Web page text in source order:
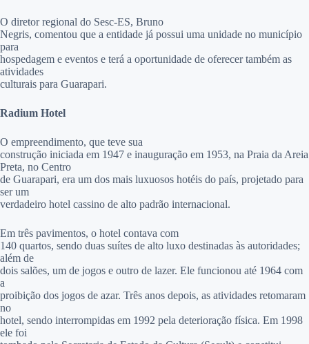
O diretor regional do Sesc-ES, Bruno
Negris, comentou que a entidade já possui uma unidade no município
para
hospedagem e eventos e terá a oportunidade de oferecer também as
atividades
culturais para Guarapari.
Radium Hotel
O empreendimento, que teve sua
construção iniciada em 1947 e inauguração em 1953, na Praia da Areia
Preta, no Centro
de Guarapari, era um dos mais luxuosos hotéis do país, projetado para
ser um
verdadeiro hotel cassino de alto padrão internacional.
Em três pavimentos, o hotel contava com
140 quartos, sendo duas suítes de alto luxo destinadas às autoridades;
além de
dois salões, um de jogos e outro de lazer. Ele funcionou até 1964 com
a
proibição dos jogos de azar. Três anos depois, as atividades retomaram
no
hotel, sendo interrompidas em 1992 pela deterioração física. Em 1998
ele foi